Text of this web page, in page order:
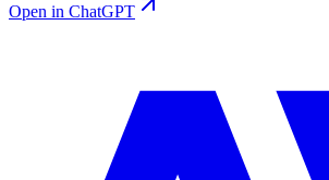
Open in ChatGPT